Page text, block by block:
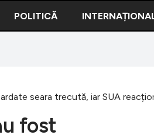
POLITICĂ
seara trecută, iar SUA
fost